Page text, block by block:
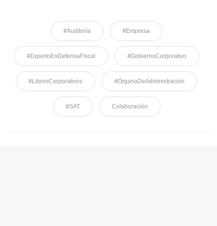
#Auditoría #Empresa
#ExpertoEnDefensaFiscal #GobiernoCorporativo
#LibrosCorporativos #ÓrganoDeAdministración
#SAT Colaboración